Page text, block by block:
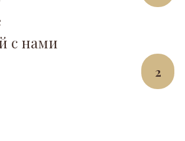
2
с нами